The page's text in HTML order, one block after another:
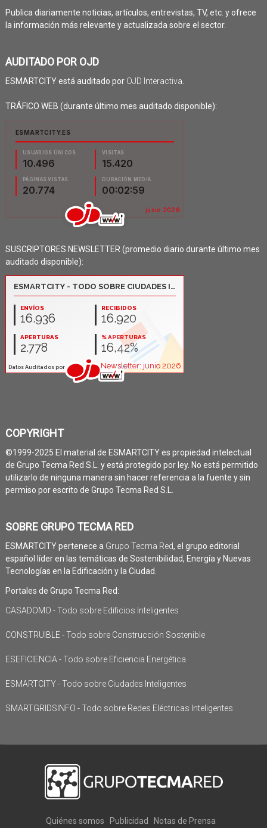
Publica diariamente noticias, artículos, entrevistas, TV, etc. y ofrece
la información más relevante y actualizada sobre el sector.
AUDITADO POR OJD
ESMARTCITY está auditado por OJD Interactiva
TRÁFICO WEB (durante último mes auditado disponible):
SUSCRIPTORES NEWSLETTER (promedio diario durante último mes
auditado disponible):
COPYRIGHT
©1999-2025 El material de ESMARTCITY es propiedad intelectual
de Grupo Tecma Red S.L. y está protegido por ley. No está permitido
utilizarlo de ninguna manera sin hacer referencia a la fuente y sin
permiso por escrito de Grupo Tecma Red S.L.
SOBRE GRUPO TECMA RED
ESMARTCITY pertenece a Grupo Tecma Red, el grupo editorial
español líder en las temáticas de Sostenibilidad, Energía y Nuevas
Tecnologías en la Edificación y la Ciudad.
Portales de Grupo Tecma Red:
CASADOMO - Todo sobre Edificios Inteligentes
CONSTRUIBLE - Todo sobre Construcción Sostenible
ESEFICIENCIA - Todo sobre Eficiencia Energética
ESMARTCITY - Todo sobre Ciudades Inteligentes
SMARTGRIDSINFO - Todo sobre Redes Eléctricas Inteligentes
Quiénes somos Publicidad Notas de Prensa